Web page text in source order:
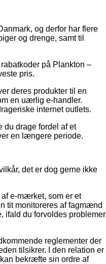
og derfor har flere
og drenge, samt til
på Plankton –
pris.
deres produkter til en
en uærlig e-handler.
internet outlets.
du drage fordel af et
en længere periode.
det er dog gerne ikke
e-mærket, som er et
tit monitoreres af fagmænd
ifald du forvoldes problemer
reglementer der
tilsikrer. I den relation er
bekræfte sin ordre af